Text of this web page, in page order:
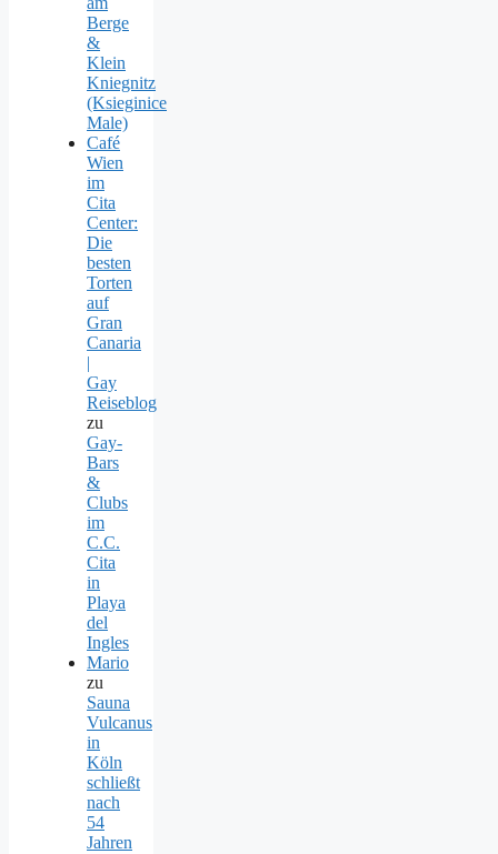
Berge
&
Klein
Kniegnitz
(Ksieginice
Male)
Café
Wien
im
Cita
Center:
Die
besten
Torten
auf
Gran
Canaria
|
Gay
Reiseblog
zu
Gay-
Bars
&
Clubs
im
C.C.
Cita
in
Playa
del
Ingles
Mario
zu
Sauna
Vulcanus
in
Köln
schließt
nach
54
Jahren